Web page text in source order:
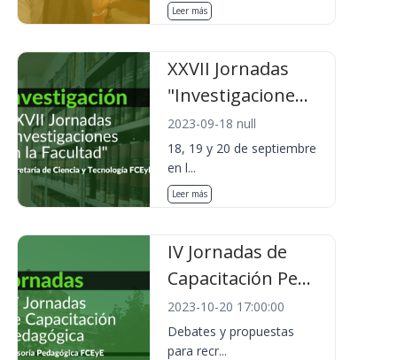
Leer más
XXVII Jornadas
"Investigacione...
2023-09-18 null
18, 19 y 20 de septiembre
en l...
Leer más
IV Jornadas de
Capacitación Pe...
2023-10-20 17:00:00
Debates y propuestas
para recr...